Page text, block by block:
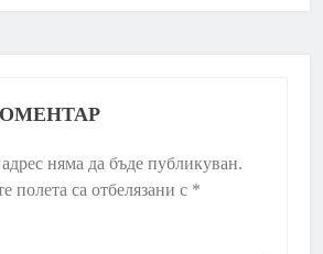
няма да бъде публикуван.
полета са отбелязани с *